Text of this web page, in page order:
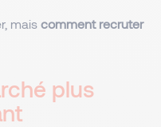
mais comment recruter
plus